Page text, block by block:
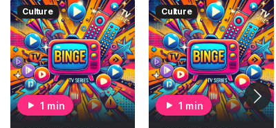
Culture
1 min
Culture
1 min